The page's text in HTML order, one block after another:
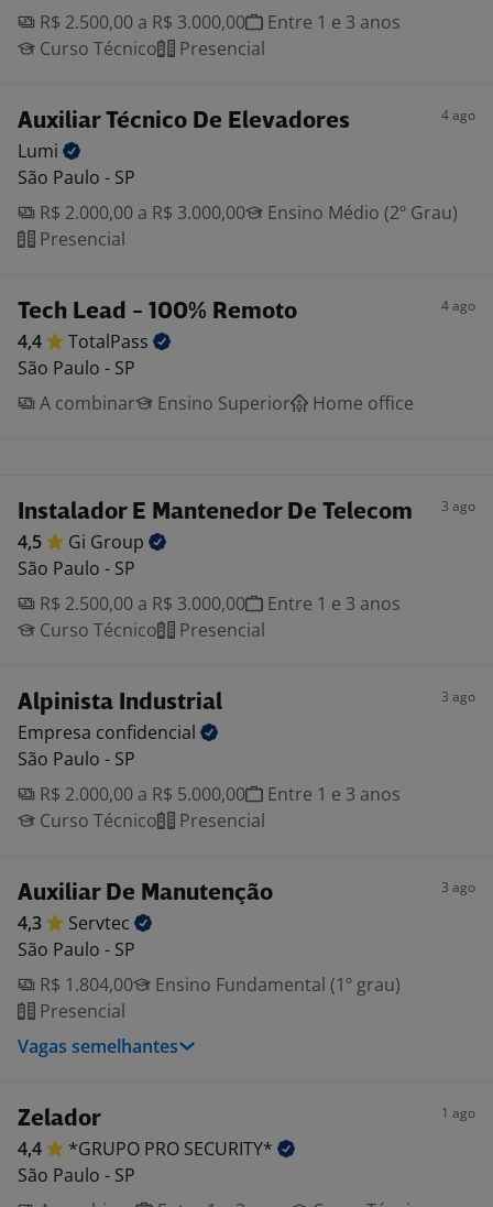
R$ 2.500,00 a R$ 3.000,00
Entre 1 e 3 anos
Curso Técnico
Presencial
Auxiliar Técnico De Elevadores 4 ago
Lumi
São Paulo - SP
R$ 2.000,00 a R$ 3.000,00
Ensino Médio (2º Grau)
Presencial
Tech Lead - 100% Remoto 4 ago
4,4
TotalPass
São Paulo - SP
A combinar
Ensino Superior Home office
Instalador E Mantenedor De Telecom 3 ago
4,5 Gi Group
São Paulo - SP
R$ 2.500,00 a R$ 3.000,00
Entre 1 e 3 anos
Curso Técnico
Presencial
Alpinista Industrial 3 ago
Empresa confidencial
São Paulo - SP
R$ 2.000,00 a R$ 5.000,00
Entre 1 e 3 anos
Curso Técnico
Presencial
Auxiliar De Manutenção 3 ago
4,3
Servtec
São Paulo - SP
R$ 1.804,00
Ensino Fundamental (1º grau)
Presencial
Vagas semelhantes
Zelador 1 ago
4,4 *GRUPO PRO SECURITY*
São Paulo - SP